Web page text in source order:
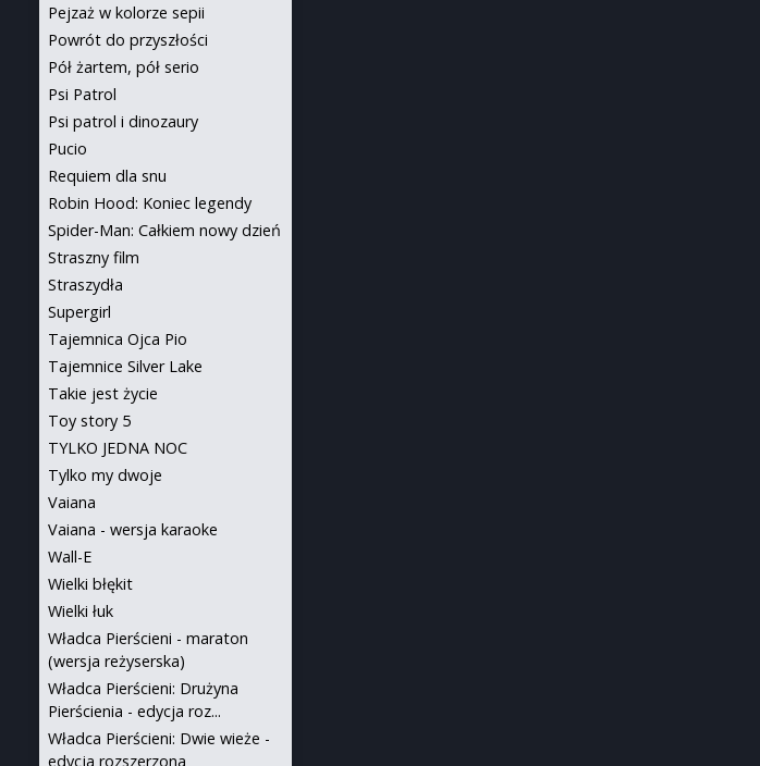
Pejzaż w kolorze sepii
Powrót do przyszłości
Pół żartem, pół serio
Psi Patrol
Psi patrol i dinozaury
Pucio
Requiem dla snu
Robin Hood: Koniec legendy
Spider-Man: Całkiem nowy dzień
Straszny film
Straszydła
Supergirl
Tajemnica Ojca Pio
Tajemnice Silver Lake
Takie jest życie
Toy story 5
TYLKO JEDNA NOC
Tylko my dwoje
Vaiana
Vaiana - wersja karaoke
Wall-E
Wielki błękit
Wielki łuk
Władca Pierścieni - maraton
(wersja reżyserska)
Władca Pierścieni: Drużyna
Pierścienia - edycja roz...
Władca Pierścieni: Dwie wieże -
edycja rozszerzona